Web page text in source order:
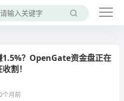
1.5%？OpenGate资金盘正在
割！
个月前